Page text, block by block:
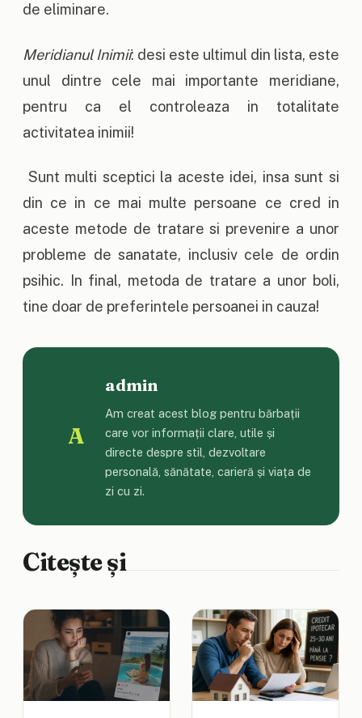
de eliminare.
Meridianul Inimii: desi este ultimul din lista, este
unul dintre cele mai importante meridiane,
pentru ca el controleaza in totalitate
activitatea inimii!
Sunt multi sceptici la aceste idei, insa sunt si
din ce in ce mai multe persoane ce cred in
aceste metode de tratare si prevenire a unor
probleme de sanatate, inclusiv cele de ordin
psihic. In final, metoda de tratare a unor boli,
tine doar de preferintele persoanei in cauza!
A
admin
Am creat acest blog pentru bărbații
care vor informații clare, utile și
directe despre stil, dezvoltare
personală, sănătate, carieră și viața de
zi cu zi.
Citește și